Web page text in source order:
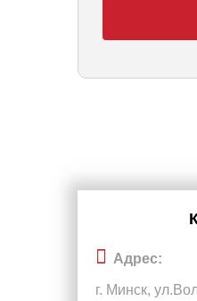
Адрес:
г. Минск,